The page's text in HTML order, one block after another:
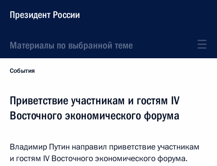
Президент России
Материалы по выбранной теме
События
Приветствие участникам и гостям IV
Восточного экономического форума
Владимир Путин направил приветствие участникам
и гостям IV Восточного экономического форума.